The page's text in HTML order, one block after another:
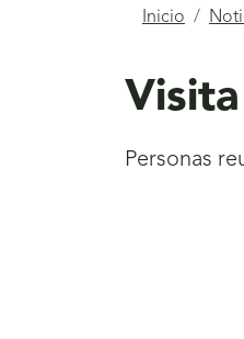
Está
Inicio
Personas